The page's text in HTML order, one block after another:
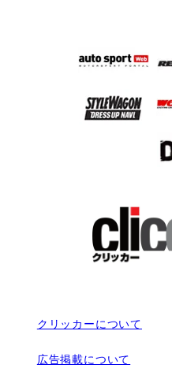
クリッカーについて
広告掲載について